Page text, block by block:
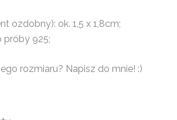
ozdobny): ok. 1,5 x 1,8cm;
próby 925;
rozmiaru? Napisz do mnie! :)